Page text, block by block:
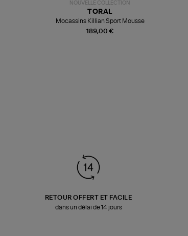
NOUVELLE COLLECTION
189,00 €
TORAL
Mocassins Killian Sport Mousse
RETOUR OFFERT ET FACILE
dans un délai de 14 jours